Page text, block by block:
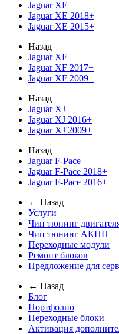
Jaguar XE
Jaguar XE 2018+
Jaguar XE 2015+
Назад
Jaguar XF
Jaguar XF 2017+
Jaguar XF 2009+
Назад
Jaguar XJ
Jaguar XJ 2016+
Jaguar XJ 2009+
Назад
Jaguar F-Pace
Jaguar F-Pace 2018+
Jaguar F-Pace 2016+
← Назад
Услуги
Чип тюнинг
Чип тюнинг АКПП
Переходные модули
Ремонт блоков
Предложение для
← Назад
Блог
Портфолио
Переходные блоки
Активация